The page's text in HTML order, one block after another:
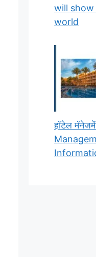
will
world
हॉटेल